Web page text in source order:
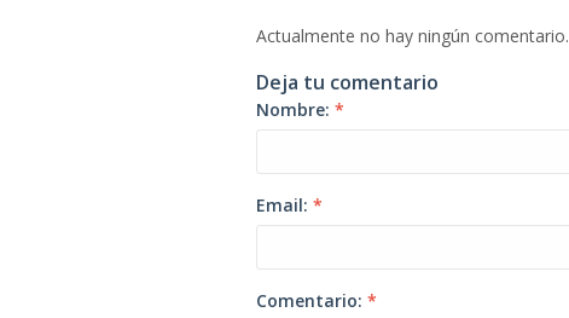
Actualmente no hay ningún comentario.
Deja tu comentario
Nombre: *
Email: *
Comentario: *